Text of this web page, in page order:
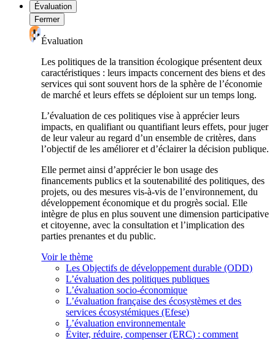
Évaluation
Fermer
Évaluation
Les politiques de la transition écologique présentent deux
caractéristiques : leurs impacts concernent des biens et des
services qui sont souvent hors de la sphère de l’économie
de marché et leurs effets se déploient sur un temps long.
L’évaluation de ces politiques vise à apprécier leurs
impacts, en qualifiant ou quantifiant leurs effets, pour juger
de leur valeur au regard d’un ensemble de critères, dans
l’objectif de les améliorer et d’éclairer la décision publique.
Elle permet ainsi d’apprécier le bon usage des
financements publics et la soutenabilité des politiques, des
projets, ou des mesures vis-à-vis de l’environnement, du
développement économique et du progrès social. Elle
intègre de plus en plus souvent une dimension participative
et citoyenne, avec la consultation et l’implication des
parties prenantes et du public.
Voir le thème
Les Objectifs de développement durable (ODD)
L’évaluation des politiques publiques
L’évaluation socio-économique
L’évaluation française des écosystèmes et des
services écosystémiques (Efese)
L’évaluation environnementale
Éviter, réduire, compenser (ERC) : comment